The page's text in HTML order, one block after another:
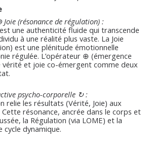
(résonance de régulation) :
une authenticité fluide qui transcende
à une réalité plus vaste. La Joie
est une plénitude émotionnelle
régulée. L’opérateur ⊕ (émergence
et joie co-émergent comme deux
psycho-corporelle ↻ :
relie les résultats (Vérité, Joie) aux
résonance, ancrée dans le corps et
la Régulation (via LOME) et la
cycle dynamique.